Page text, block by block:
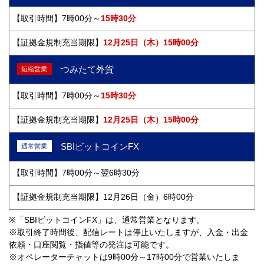
7時00分～ 15時30分
12月25日（木）15時00分
短縮営業 つみたて外貨
7時00分～ 15時30分
12月25日（木）15時00分
通常営業 SBIビットコインFX
7時00分～翌6時30分
12月26日（金）6時00分
※「SBIビットコインFX」は、通常営業となります。
※取引終了時間後、配信レートは停止いたしますが、入金・出金
依頼・口座閲覧・指値等の発注は可能です。
※オペレーターチャットは9時00分～17時00分で営業いたしま